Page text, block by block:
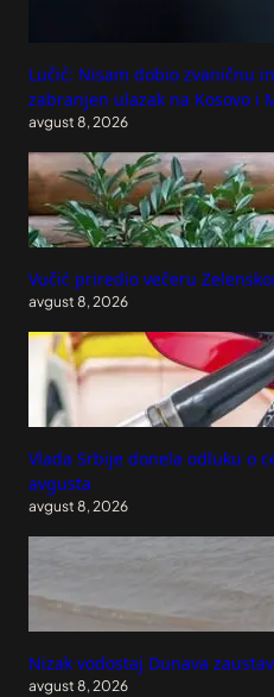
Lučić: Nisam dobio zvaničnu
zabranjen ulazak na Kosovo i
avgust 8, 2026
Vučić priredio večeru
avgust 8, 2026
Vlada Srbije donela odluku o
avgusta
avgust 8, 2026
Nizak vodostaj Dunava
avgust 8, 2026